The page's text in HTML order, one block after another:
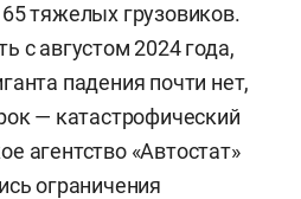
тяжелых грузовиков.
с августом 2024 года,
падения почти нет,
— катастрофический
агентство «Автостат»
ограничения